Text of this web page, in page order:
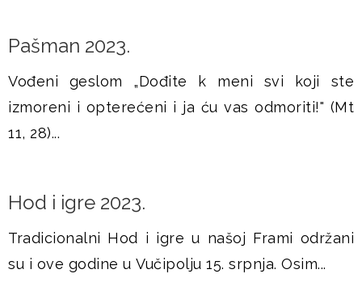
Pašman 2023.
Vođeni geslom „Dođite k meni svi koji ste
izmoreni i opterećeni i ja ću vas odmoriti!" (Mt
11, 28)...
Hod i igre 2023.
Tradicionalni Hod i igre u našoj Frami održani
su i ove godine u Vučipolju 15. srpnja. Osim...